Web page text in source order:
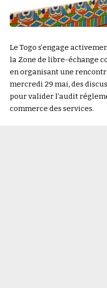
Le Togo s’engage
la Zone de libre-échange
en organisant une
mercredi 29 mai, des
pour valider l’audit
commerce des services.